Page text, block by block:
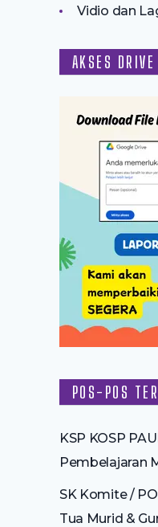
Vidio dan
AKSES DRIVE
POS-POS
KSP KOSP
Pembelajaran
SK Komite /
Tua Murid &